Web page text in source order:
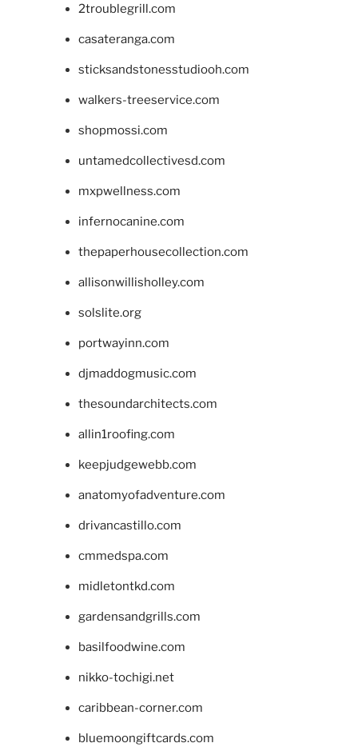
2troublegrill.com
casateranga.com
sticksandstonesstudiooh.com
walkers-treeservice.com
shopmossi.com
untamedcollectivesd.com
mxpwellness.com
infernocanine.com
thepaperhousecollection.com
allisonwillisholley.com
solslite.org
portwayinn.com
djmaddogmusic.com
thesoundarchitects.com
allin1roofing.com
keepjudgewebb.com
anatomyofadventure.com
drivancastillo.com
cmmedspa.com
midletontkd.com
gardensandgrills.com
basilfoodwine.com
nikko-tochigi.net
caribbean-corner.com
bluemoongiftcards.com